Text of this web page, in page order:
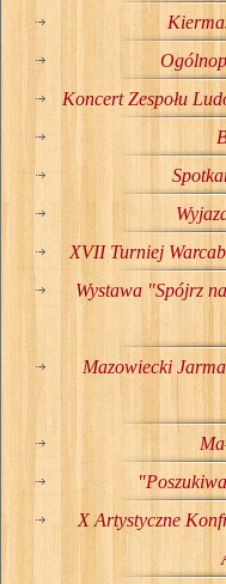
Koncert Zespołu
XVII Turniej
Wystawa "Spójrz
Mazowiecki
X Artystyczne